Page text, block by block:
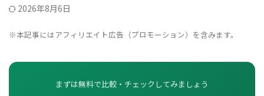
2026年8月6日
※本記事にはアフィリエイト広告（プロモーション）を含みます。
まずは無料で比較・チェックしてみましょう